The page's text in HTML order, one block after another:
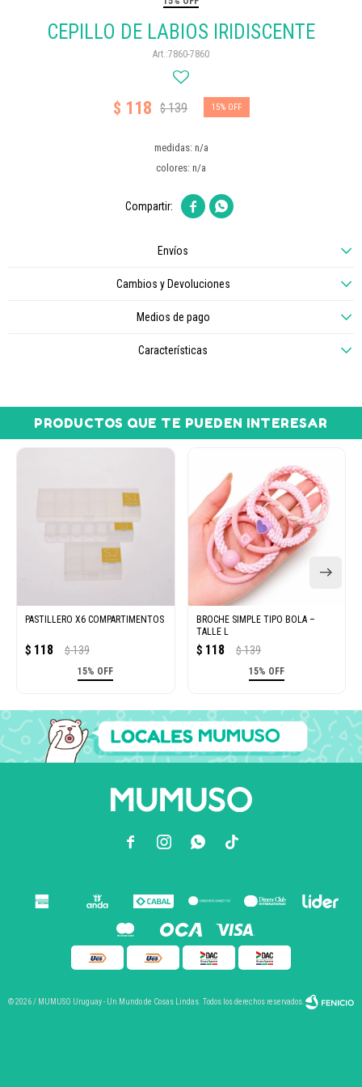
CEPILLO DE LABIOS IRIDISCENTE
7860-7860
$ 118 $139 15
medidas: n/a
colores: n/a
 
Envíos
Cambios y Devoluciones
Medios de pago
Características
PRODUCTOS QUE TE PUEDEN INTERESAR
PASTILLERO X6 COMPARTIMENTOS
$ 118 $ 139
15% OFF
BROCHE SIMPLE TIPO BOLA –
TALLE L
$ 118 $ 139
15% OFF
  
© 2026 / MUMUSO Uruguay - Un Mundo de Cosas Lindas. Todos los derechos reservados.